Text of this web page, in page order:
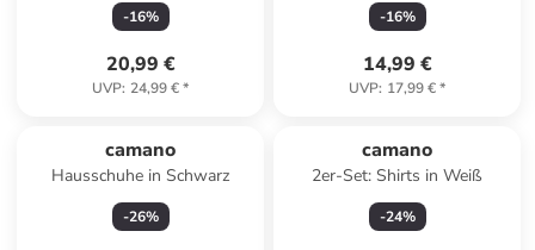
-16%
20,99 €
UVP: 24,99 €*
-16%
14,99 €
UVP: 17,99 €*
camano
Hausschuhe in Schwarz
-26%
camano
2er-Set: Shirts in Weiß
-24%